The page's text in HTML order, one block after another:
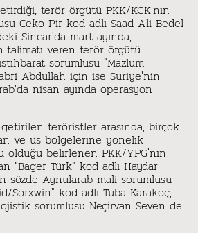
terör örgütü PKK/KCK'nın
Ceko Pir kod adlı Saad Ali Bedel
Sincar'da mart ayında,
talimatı veren terör örgütü
sorumlusu "Mazlum
Abdullah için ise Suriye'nin
nisan ayında operasyon
teröristler arasında, birçok
ve üs bölgelerine yönelik
olduğu belirlenen PKK/YPG'nin
"Bager Türk" kod adlı Haydar
sözde Aynularab mali sorumlusu
Sorxwin" kod adlı Tuba Karakoç,
sorumlusu Neçirvan Seven de